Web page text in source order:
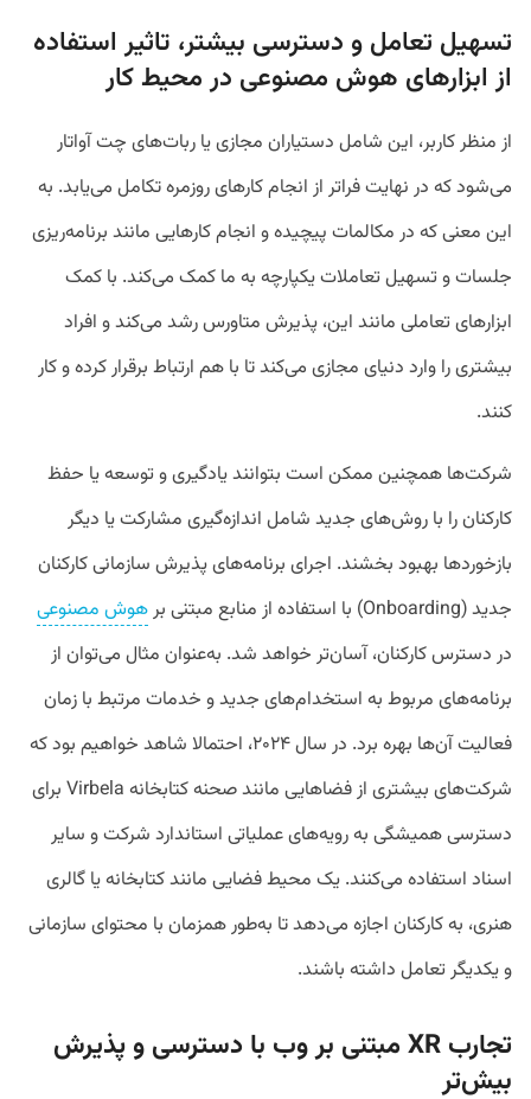
تسهیل تعامل و دسترسی بیشتر، تاثیر استفاده
از ابزارهای هوش مصنوعی در محیط کار
از منظر کاربر، این شامل دستیاران مجازی یا ربات‌های چت آواتار
می‌شود که در نهایت فراتر از انجام کارهای روزمره تکامل می‌یابد. به
این معنی که در مکالمات پیچیده و انجام کارهایی مانند برنامه‌ریزی
جلسات و تسهیل تعاملات یکپارچه به ما کمک می‌کند. با کمک
ابزارهای تعاملی مانند این، پذیرش متاورس رشد می‌کند و افراد
بیشتری را وارد دنیای مجازی می‌کند تا با هم ارتباط برقرار کرده و کار
کنند.
شرکت‌ها همچنین ممکن است بتوانند یادگیری و توسعه یا حفظ
کارکنان را با روش‌های جدید شامل اندازه‌گیری مشارکت یا دیگر
بازخوردها بهبود بخشند. اجرای برنامه‌های پذیرش سازمانی کارکنان
جدید (Onboarding) با استفاده از منابع مبتنی بر
هوش مصنوعی
در دسترس کارکنان، آسان‌تر خواهد شد. به‌عنوان مثال می‌توان از
برنامه‌های مربوط به استخدام‌های جدید و خدمات مرتبط با زمان
فعالیت آن‌ها بهره برد. در سال ۲۰۲۴، احتمالا شاهد خواهیم بود که
شرکت‌های بیشتری از فضاهایی مانند صحنه کتابخانه Virbela برای
دسترسی همیشگی به رویه‌های عملیاتی استاندارد شرکت و سایر
اسناد استفاده می‌کنند. یک محیط فضایی مانند کتابخانه یا گالری
هنری، به کارکنان اجازه می‌دهد تا به‌طور همزمان با محتوای سازمانی
و یکدیگر تعامل داشته باشند.
تجارب XR مبتنی بر وب با دسترسی و پذیرش
بیش‌تر